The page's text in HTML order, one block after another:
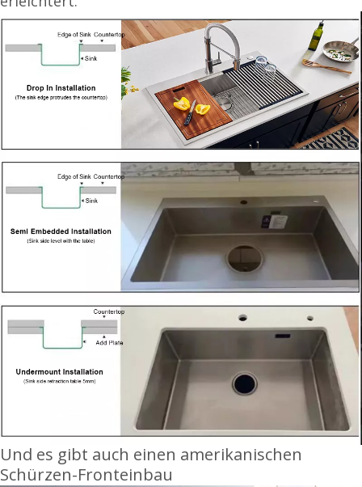
Und es gibt auch einen amerikanischen
Schürzen-Fronteinbau